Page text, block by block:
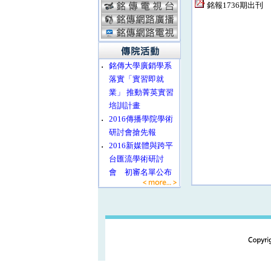
‧
銘傳大學廣銷學系
落實「實習即就
業」 推動菁英實習
培訓計畫
‧
2016傳播學院學術
研討會搶先報
‧
2016新媒體與跨平
台匯流學術研討
會 初審名單公布
銘報1736期出刊